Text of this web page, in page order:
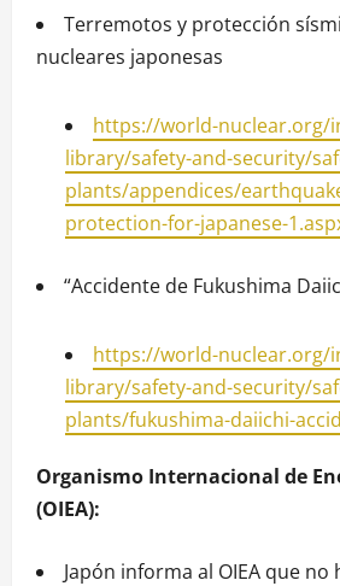
Terremotos y protección
nucleares japonesas
https://world-nuclear.org/
library/safety-and-security/
plants/appendices/
protection-for-japanese-
“Accidente de Fukushima
https://world-nuclear.org/
library/safety-and-security/
plants/fukushima-daiichi-
Organismo Internacional de
(OIEA):
Japón informa al OIEA que